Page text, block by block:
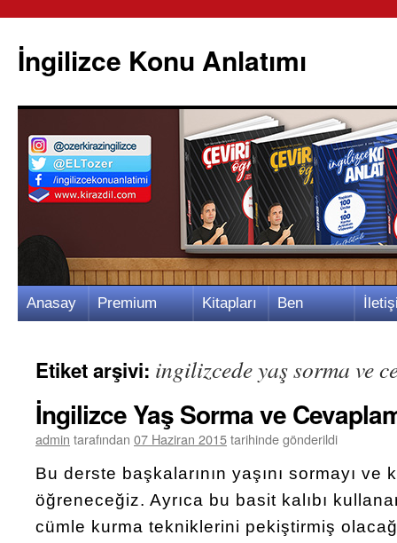
İngilizce Konu Anlatımı
İçeriğe
Anasay Premium Kitapları Ben
Etiket arşivi: ingilizcede yaş sorma ve
İngilizce Yaş Sorma ve
admin tarafından 07 Haziran 2015tarihinde gönderildi
Bu derste başkalarının yaşını sormayı ve
öğreneceğiz. Ayrıca bu basit kalıbı
cümle kurma tekniklerini pekiştirmiş